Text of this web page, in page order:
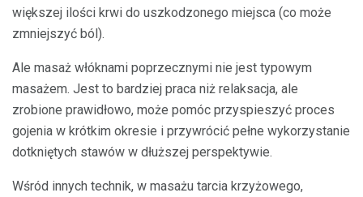
większej ilości krwi do uszkodzonego miejsca (co może
zmniejszyć ból).
Ale masaż włóknami poprzecznymi nie jest typowym
masażem. Jest to bardziej praca niż relaksacja, ale
zrobione prawidłowo, może pomóc przyspieszyć proces
gojenia w krótkim okresie i przywrócić pełne wykorzystanie
dotkniętych stawów w dłuższej perspektywie.
Wśród innych technik, w masażu tarcia krzyżowego,